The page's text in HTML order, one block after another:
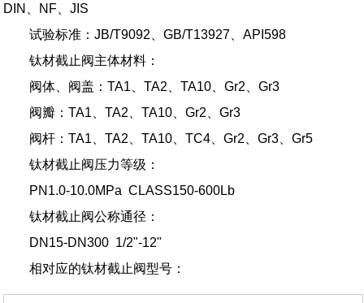
DIN、NF、JIS
试验标准：JB/T9092、GB/T13927、API598
钛材截止阀主体材料：
阀体、阀盖：TA1、TA2、TA10、Gr2、Gr3
阀瓣：TA1、TA2、TA10、Gr2、Gr3
阀杆：TA1、TA2、TA10、TC4、Gr2、Gr3、Gr5
钛材截止阀压力等级：
PN1.0-10.0MPa CLASS150-600Lb
钛材截止阀公称通径：
DN15-DN300 1/2"-12"
相对应的钛材截止阀型号：